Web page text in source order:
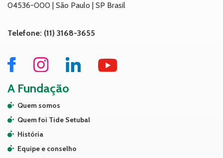
04536-000 | São Paulo | SP Brasil
Telefone: (11) 3168-3655
A Fundação
Quem somos
Quem foi Tide Setubal
História
Equipe e conselho